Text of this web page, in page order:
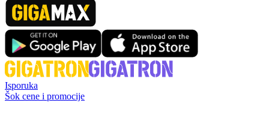
Isporuka
Šok cene i promocije